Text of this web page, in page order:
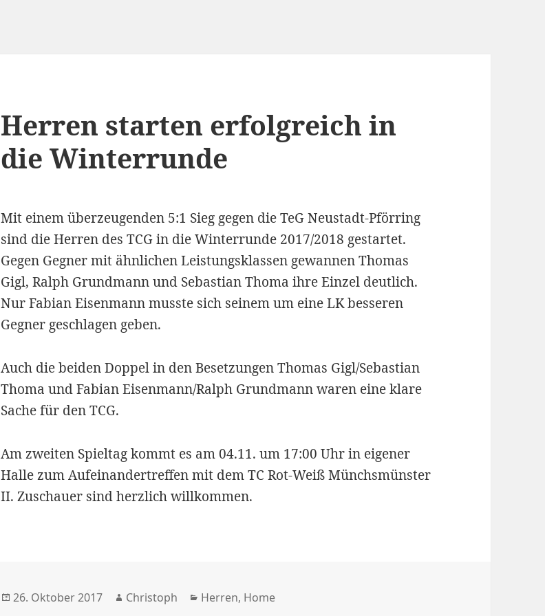
Herren starten erfolgreich in
die Winterrunde
Mit einem überzeugenden 5:1 Sieg gegen die TeG Neustadt-Pförring
sind die Herren des TCG in die Winterrunde 2017/2018 gestartet.
Gegen Gegner mit ähnlichen Leistungsklassen gewannen Thomas
Gigl, Ralph Grundmann und Sebastian Thoma ihre Einzel deutlich.
Nur Fabian Eisenmann musste sich seinem um eine LK besseren
Gegner geschlagen geben.
Auch die beiden Doppel in den Besetzungen Thomas Gigl/Sebastian
Thoma und Fabian Eisenmann/Ralph Grundmann waren eine klare
Sache für den TCG.
Am zweiten Spieltag kommt es am 04.11. um 17:00 Uhr in eigener
Halle zum Aufeinandertreffen mit dem TC Rot-Weiß Münchsmünster
II. Zuschauer sind herzlich willkommen.
Veröffentlicht
26. Oktober 2017 Autor
Christoph Kategorien
Herren, Home